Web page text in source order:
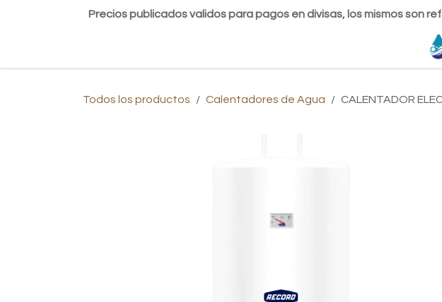
Precios publicados validos para pagos en divisas, los mismos son
Todos los productos Calentadores de Agua CALENTADOR